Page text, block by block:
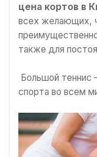
цена кортов в
всех желающих,
также для
Большой теннис
спорта во всем